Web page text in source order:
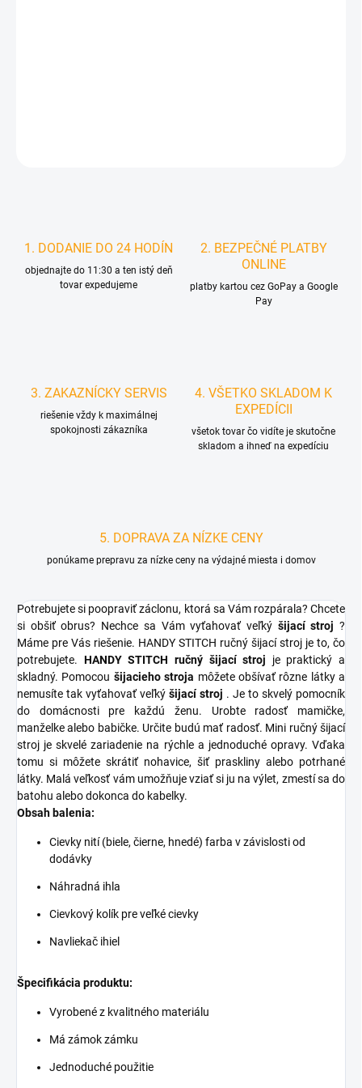
1. DODANIE DO 24 HODÍN
objednajte do 11:30 a ten istý deň
tovar expedujeme
2. BEZPEČNÉ PLATBY
ONLINE
platby kartou cez GoPay a Google
Pay
3. ZAKAZNÍCKY SERVIS
riešenie vždy k maximálnej
spokojnosti zákazníka
4. VŠETKO SKLADOM K
EXPEDÍCII
všetok tovar čo vidíte je skutočne
skladom a ihneď na expedíciu
5. DOPRAVA ZA NÍZKE CENY
ponúkame prepravu za nízke ceny na výdajné miesta i domov
Potrebujete si poopraviť záclonu, ktorá sa Vám rozpárala? Chcete
si obšiť obrus? Nechce sa Vám vyťahovať veľký šijací stroj ?
Máme pre Vás riešenie. HANDY STITCH ručný šijací stroj je to, čo
potrebujete. HANDY STITCH ručný šijací stroj je praktický a
skladný. Pomocou šijacieho stroja môžete obšívať rôzne látky a
nemusíte tak vyťahovať veľký šijací stroj . Je to skvelý pomocník
do domácnosti pre každú ženu. Urobte radosť mamičke,
manželke alebo babičke. Určite budú mať radosť. Mini ručný šijací
stroj je skvelé zariadenie na rýchle a jednoduché opravy. Vďaka
tomu si môžete skrátiť nohavice, šiť praskliny alebo potrhané
látky. Malá veľkosť vám umožňuje vziať si ju na výlet, zmestí sa do
batohu alebo dokonca do kabelky.
Obsah balenia:
Cievky nití (biele, čierne, hnedé) farba v závislosti od
dodávky
Náhradná ihla
Cievkový kolík pre veľké cievky
Navliekač ihiel
Špecifikácia produktu:
Vyrobené z kvalitného materiálu
Má zámok zámku
Jednoduché použitie